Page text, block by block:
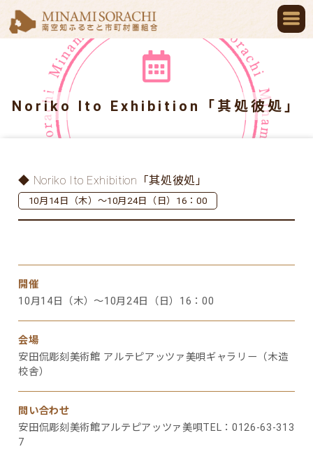
Noriko Ito Exhibition「其処彼処」
◆ Noriko Ito Exhibition「其処彼処」
10月14日（木）～10月24日（日）16：00
開催
10月14日（木）～10月24日（日）16：00
会場
安田侃彫刻美術館 アルテピアッツァ美唄ギャラリー（木造
校舎）
問い合わせ
安田侃彫刻美術館アルテピアッツァ美唄TEL：0126-63-313
7